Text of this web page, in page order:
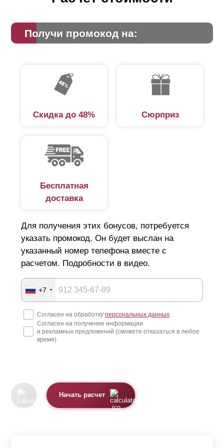
Получи промокод на:
Скидка до 48% Сюрприз
Бесплатная
доставка
Для получения этих бонусов, потребуется
указать промокод. Он будет выслан на
указанный номер телефона вместе с
расчетом. Подробности в видео.
+7
Согласен на обработку персональных данных
Согласен на получение информации
и рекламных предложений (сможете отказаться в любое
время)
Начать расчет